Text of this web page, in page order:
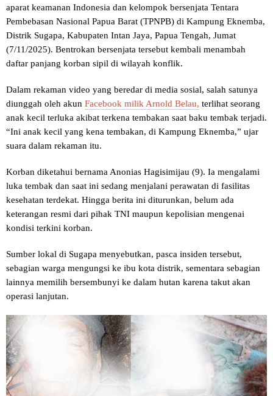
aparat keamanan Indonesia dan kelompok bersenjata Tentara
Pembebasan Nasional Papua Barat (TPNPB) di Kampung Eknemba,
Distrik Sugapa, Kabupaten Intan Jaya, Papua Tengah, Jumat
(7/11/2025). Bentrokan bersenjata tersebut kembali menambah
daftar panjang korban sipil di wilayah konflik.
Dalam rekaman video yang beredar di media sosial, salah satunya
diunggah oleh akun Facebook milik Arnold Belau, terlihat seorang
anak kecil terluka akibat terkena tembakan saat baku tembak terjadi.
“Ini anak kecil yang kena tembakan, di Kampung Eknemba,” ujar
suara dalam rekaman itu.
Korban diketahui bernama Anonias Hagisimijau (9). Ia mengalami
luka tembak dan saat ini sedang menjalani perawatan di fasilitas
kesehatan terdekat. Hingga berita ini diturunkan, belum ada
keterangan resmi dari pihak TNI maupun kepolisian mengenai
kondisi terkini korban.
Sumber lokal di Sugapa menyebutkan, pasca insiden tersebut,
sebagian warga mengungsi ke ibu kota distrik, sementara sebagian
lainnya memilih bersembunyi ke dalam hutan karena takut akan
operasi lanjutan.